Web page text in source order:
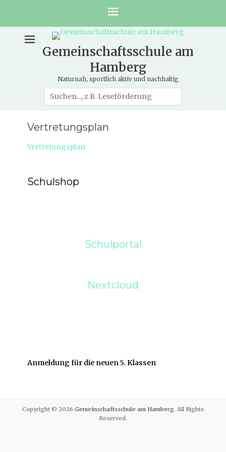
Gemeinschaftsschule am
Hamberg
Naturnah, sportlich aktiv und nachhaltig
Suche
nach:
Vertretungsplan
Vertretungsplan
Schulshop
Schulportal
Nextcloud
Anmeldung für die neuen 5. Klassen
Copyright © 2026 Gemeinschaftsschule am Hamberg. All Rights
Reserved.